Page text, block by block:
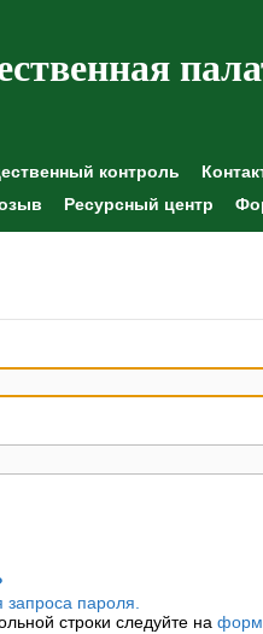
контроль
Ресурсный центр
пароля.
строки следуйте на